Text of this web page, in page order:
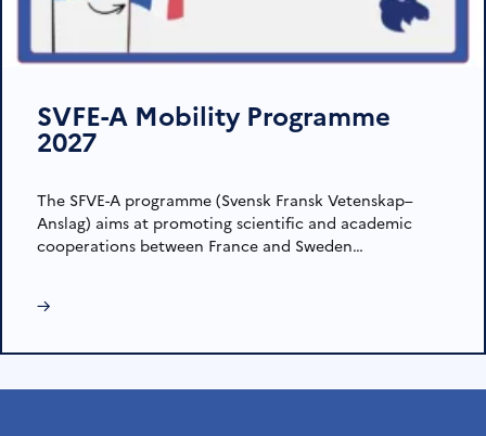
SVFE-A Mobility Programme
2027
The SFVE-A programme (Svensk Fransk Vetenskap–
Anslag) aims at promoting scientific and academic
cooperations between France and Sweden…
→